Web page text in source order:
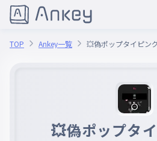
TOP Ankey一覧 💥偽ポップタイピン
💥偽ポップタ